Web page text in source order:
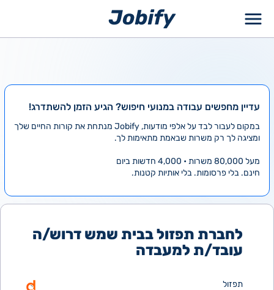
עדיין מחפשים עבודה במנועי חיפוש? הגיע הזמן להשתדרג!
במקום לעבור לבד על אלפי מודעות, Jobify מנתחת את קורות החיים שלך
ומציגה לך רק משרות שבאמת מתאימות לך.
מעל 80,000 משרות • 4,000 חדשות ביום
חינם. בלי פרסומות. בלי אותיות קטנות.
לחברת תפזול בבית שמש דרוש/ה
עובד/ת למעבדה
תפזול